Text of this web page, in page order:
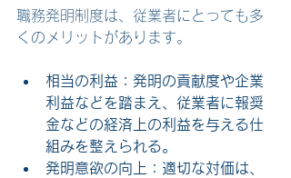
職務発明制度は、従業者にとっても多
くのメリットがあります。
相当の利益：発明の貢献度や企業
利益などを踏まえ、従業者に報奨
金などの経済上の利益を与える仕
組みを整えられる。
発明意欲の向上：適切な対価は、